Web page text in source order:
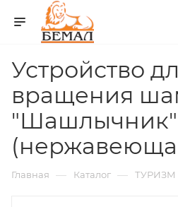
Устройство
вращения
"Шашлычник"
Главная — Каталог — ТУРИЗМ